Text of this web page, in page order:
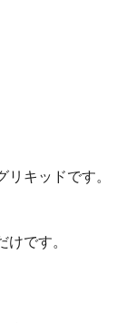
キッドです。
です。